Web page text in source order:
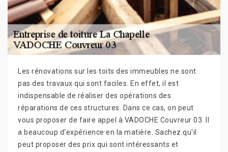
Les rénovations sur les toits des immeubles ne sont
pas des travaux qui sont faciles. En effet, il est
indispensable de réaliser des opérations des
réparations de ces structures. Dans ce cas, on peut
vous proposer de faire appel à VADOCHE Couvreur 03. Il
a beaucoup d'expérience en la matière. Sachez qu'il
peut proposer des prix qui sont intéressants et